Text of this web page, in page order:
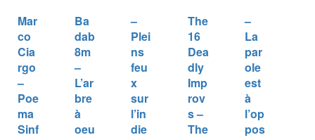
Mar
co
Cia
rgo
–
Poe
ma
Sinf
Ba
dab
8m
–
L’ar
bre
à
oeu
–
Plei
ns
feu
x
sur
l’in
die
The
16
Dea
dly
Imp
rov
s –
The
–
La
par
ole
est
à
l’op
pos